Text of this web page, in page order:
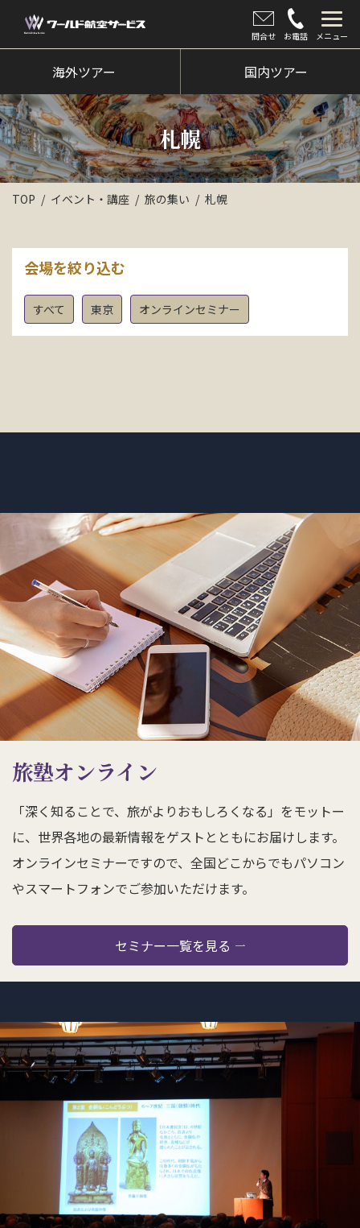
問合せ お電話 メニュー
海外ツアー
国内ツアー
クルーズツアー
ツアー催行状況
旅のひろば
イベント
会社情報
資料請求
海外ツアー 国内ツアー
札幌
TOP イベント・講座 旅の集い 札幌
会場を絞り込む
すべて 東京 オンラインセミナー
旅塾オンライン
「深く知ることで、旅がよりおもしろくなる」をモットー
に、世界各地の最新情報をゲストとともにお届けします。
オンラインセミナーですので、全国どこからでもパソコン
やスマートフォンでご参加いただけます。
セミナー一覧を見る